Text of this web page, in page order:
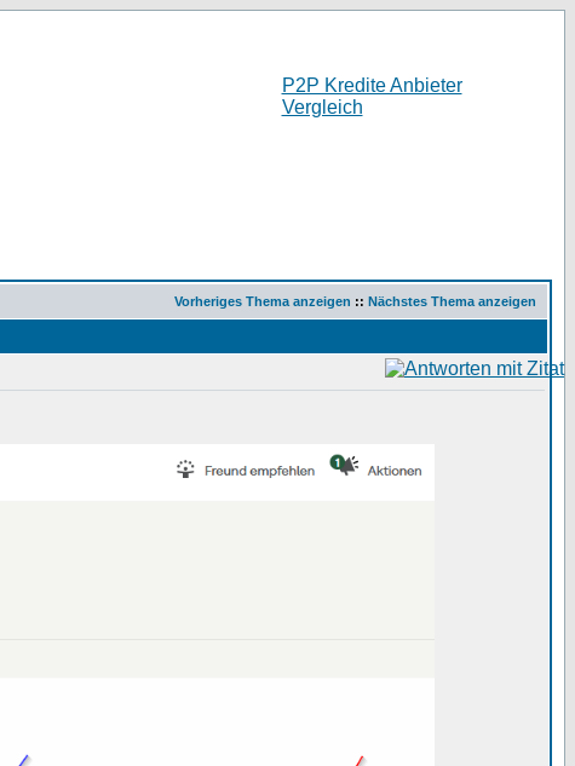
P2P Kredite Anbieter
Vergleich
Vorheriges Thema anzeigen :: Nächstes Thema anzeigen